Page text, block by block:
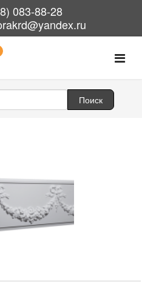
083-88-28